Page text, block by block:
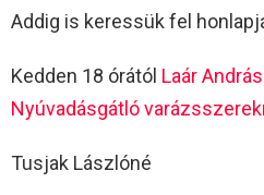
Addig is keressük fel
Kedden 18 órától Laár
Nyúvadásgátló
Tusjak Lászlóné